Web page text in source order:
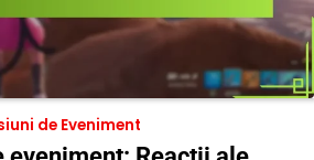
de Eveniment